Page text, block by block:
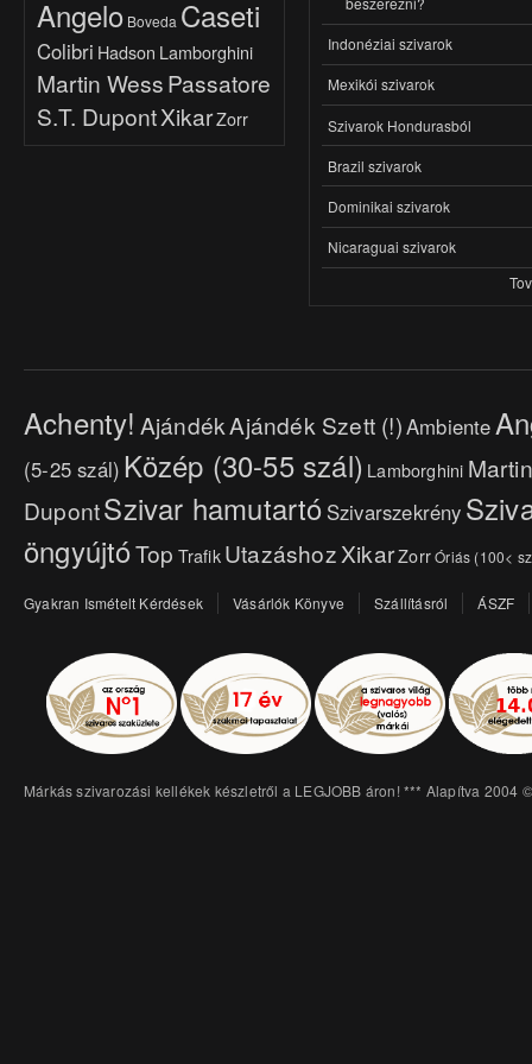
Angelo Boveda Caseti
Colibri Hadson Lamborghini
Martin WessPassatore
S.T. DupontXikarZorr
Indonéziai szivarok
Mexikói szivarok
Szivarok Hondurasból
Brazil szivarok
Dominikai szivarok
Nicaraguai szivarok
Achenty! AjándékAjándék Szett (!)Ambiente
(5-25 szál) Közép (30-55 szál) Lamborghini
DupontSzivar hamutartó Szivarszekrény
öngyújtóTop TrafikUtazáshozXikarZorrÓriás (100<
Gyakran Ismételt Kérdések Vásárlók Könyve Szállításról ÁSZF
Márkás szivarozási kellékek készletről a LEGJOBB áron! *** Alapítva 2004